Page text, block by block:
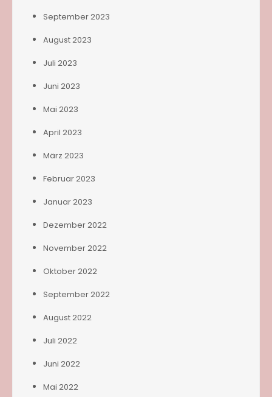
September 2023
August 2023
Juli 2023
Juni 2023
Mai 2023
April 2023
März 2023
Februar 2023
Januar 2023
Dezember 2022
November 2022
Oktober 2022
September 2022
August 2022
Juli 2022
Juni 2022
Mai 2022